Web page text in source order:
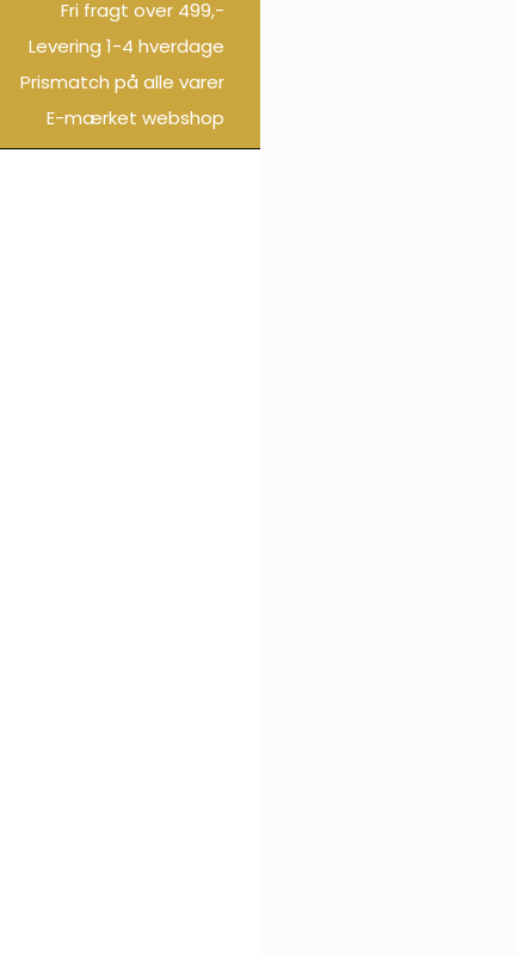
Fri fragt over 499,-
Levering 1-4 hverdage
Prismatch på alle varer
E-mærket webshop